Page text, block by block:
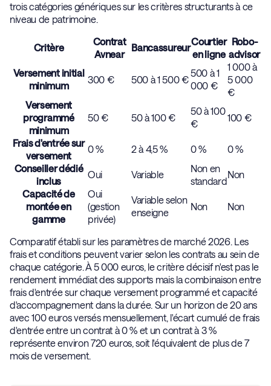
trois catégories génériques sur les critères structurants à ce
niveau de patrimoine.
Critère
Contrat
Avnear
Bancassureur
Courtier
en ligne
Robo-
advisor
Versement initial
minimum
300 € 500 à 1 500 €
500 à 1
000 €
1 000 à
5 000
€
Versement
programmé
minimum
50 € 50 à 100 €
50 à 100
€
100 €
Frais d'entrée sur
versement
0 % 2 à 4,5 % 0 %
0 %
Conseiller dédié
inclus
Oui Variable
Non en
standard
Non
Capacité de
montée en
gamme
Oui
(gestion
privée)
Variable selon
enseigne
Non Non
Comparatif établi sur les paramètres de marché 2026. Les
frais et conditions peuvent varier selon les contrats au sein de
chaque catégorie. À 5 000 euros, le critère décisif n'est pas le
rendement immédiat des supports mais la combinaison entre
frais d'entrée sur chaque versement programmé et capacité
d'accompagnement dans la durée. Sur un horizon de 20 ans
avec 100 euros versés mensuellement, l'écart cumulé de frais
d'entrée entre un contrat à 0 % et un contrat à 3 %
représente environ 720 euros, soit l'équivalent de plus de 7
mois de versement.